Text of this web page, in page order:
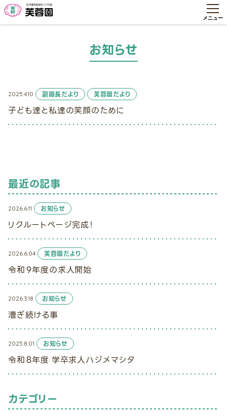
お知らせ
2025.4.10 副園長だより 芙蓉園だより
子ども達と私達の笑顔のために
最近の記事
2026.6.11 お知らせ
リクルートページ完成！
2026.6.04 芙蓉園だより
令和９年度の求人開始
2026.3.18 お知らせ
漕ぎ続ける事
2025.8.01 お知らせ
令和８年度 学卒求人ハジメマシタ
カテゴリー